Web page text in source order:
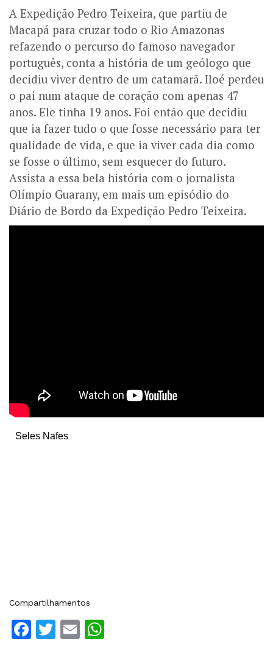
A Expedição Pedro Teixeira, que partiu de
Macapá para cruzar todo o Rio Amazonas
refazendo o percurso do famoso navegador
português, conta a história de um geólogo que
decidiu viver dentro de um catamarã. Iloé perdeu
o pai num ataque de coração com apenas 47
anos. Ele tinha 19 anos. Foi então que decidiu
que ia fazer tudo o que fosse necessário para ter
qualidade de vida, e que ia viver cada dia como
se fosse o último, sem esquecer do futuro.
Assista a essa bela história com o jornalista
Olímpio Guarany, em mais um episódio do
Diário de Bordo da Expedição Pedro Teixeira.
Seles Nafes
Compartilhamentos
Facebook
Twitter
Email